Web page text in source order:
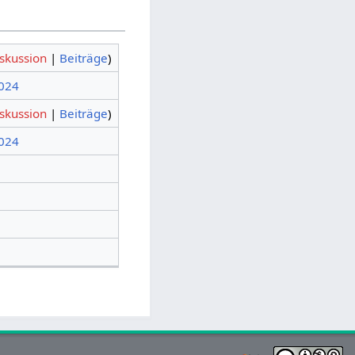
| Beiträge)
| Beiträge)